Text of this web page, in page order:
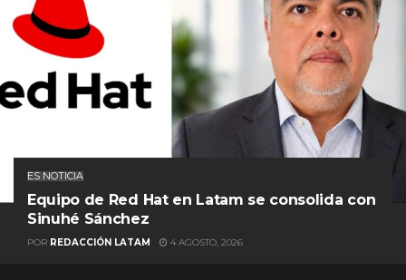
ES NOTICIA
Equipo de Red Hat en Latam se consolida con
Sinuhé Sánchez
POR REDACCIÓN LATAM 4 AGOSTO, 2026